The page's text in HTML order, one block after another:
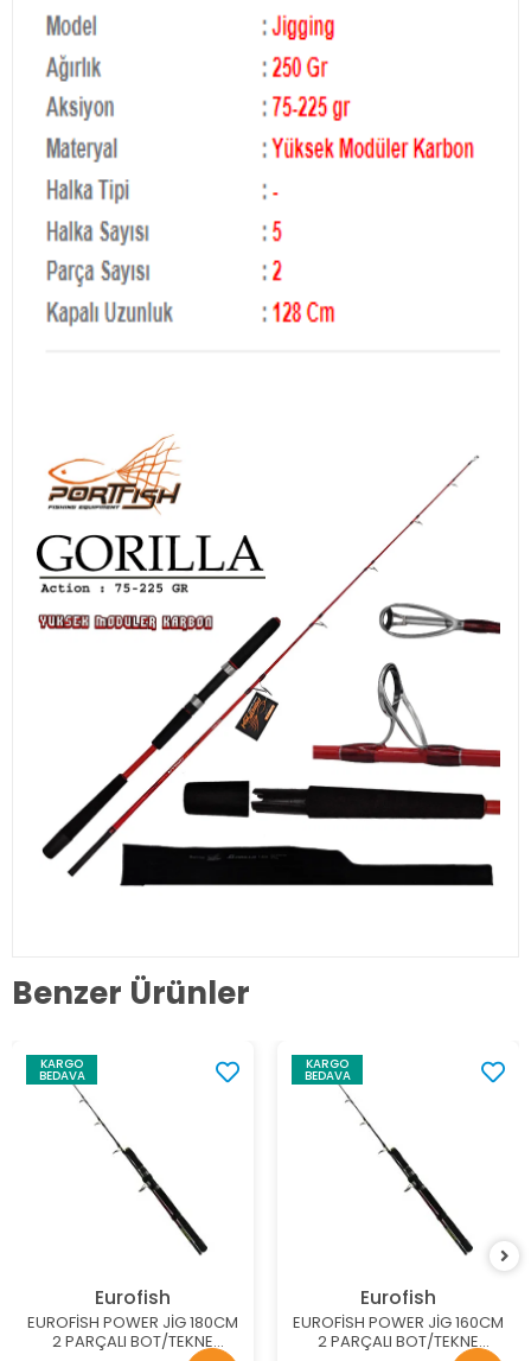
Benzer Ürünler
KARGO
BEDAVA
Eurofish
EUROFİSH POWER JİG 180CM
2 PARÇALI BOT/TEKNE
KARGO
BEDAVA
Eurofish
EUROFİSH POWER JİG 160CM
2 PARÇALI BOT/TEKNE